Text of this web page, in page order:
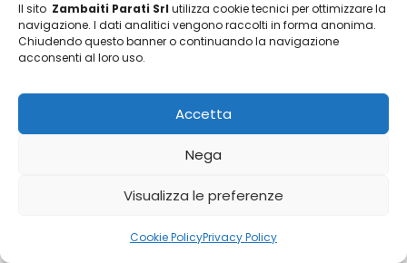
Il sito Zambaiti Parati Srl utilizza cookie tecnici per ottimizzare la
navigazione. I dati analitici vengono raccolti in forma anonima.
Chiudendo questo banner o continuando la navigazione
acconsenti al loro uso.
Accetta
Nega
Visualizza le preferenze
Cookie PolicyPrivacy Policy